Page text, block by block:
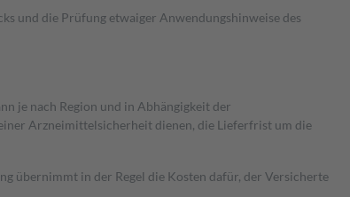
und die Prüfung etwaiger Anwendungshinweise des
je nach Region und in Abhängigkeit der
Arzneimittelsicherheit dienen, die Lieferfrist um die
übernimmt in der Regel die Kosten dafür, der Versicherte